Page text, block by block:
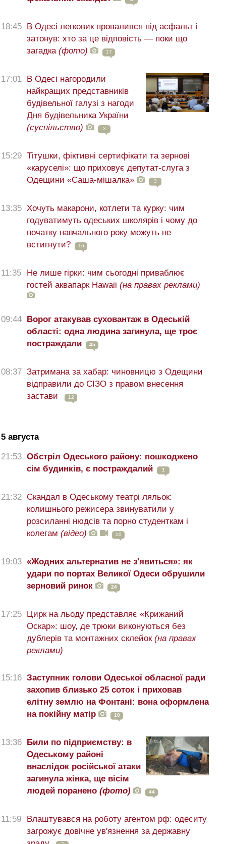
18:45 В Одесі легковик провалився під асфальт і
затонув: хто за це відповість — поки що
загадка (фото) 17
17:01
В Одесі нагородили
найкращих представників
будівельної галузі з нагоди
Дня будівельника України
(суспільство)
3
15:29 Тітушки, фіктивні сертифікати та зернові
«каруселі»: що приховує депутат-слуга з
Одещини «Саша-мішалка»
3
13:35 Хочуть макарони, котлети та курку: чим
годуватимуть одеських школярів і чому до
початку навчального року можуть не
встигнути?
16
11:35
Не лише гірки: чим сьогодні приваблює
гостей аквапарк Hawaii (на правах реклами)
09:44 Ворог атакував суховантаж в Одеській
області: одна людина загинула, ще троє
постраждали
45
08:37 Затримана за хабар: чиновницю з Одещини
відправили до СІЗО з правом внесення
застави
12
5 августа
21:53 Обстріл Одеського району: пошкоджено
сім будинків, є постраждалий
1
21:32 Скандал в Одеському театрі ляльок:
колишнього режисера звинуватили у
розсиланні нюдсів та порно студенткам і
колегам (відео) 10
19:03 «Жодних альтернатив не з'явиться»: як
удари по портах Великої Одеси обрушили
зерновий ринок
24
17:25 Цирк на льоду представляє «Крижаний
Оскар»: шоу, де трюки виконуються без
дублерів та монтажних склейок (на правах
реклами)
15:16 Заступник голови Одеської обласної ради
захопив близько 25 соток і приховав
елітну землю на Фонтані: вона оформлена
на покійну матір
10
13:36 Били по підприємству: в
Одеському районі
внаслідок російської атаки
загинула жінка, ще вісім
людей поранено (фото) 44
11:59
Влаштувався на роботу агентом рф: одеситу
загрожує довічне ув'язнення за державну